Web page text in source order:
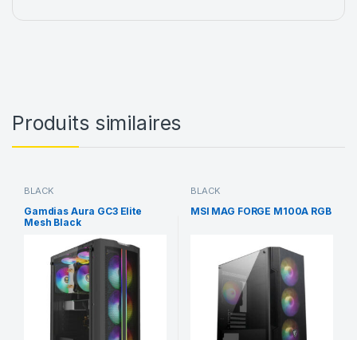
Produits similaires
BLACK
Gamdias Aura GC3 Elite
Mesh Black
BLACK
MSI MAG FORGE M100A RGB